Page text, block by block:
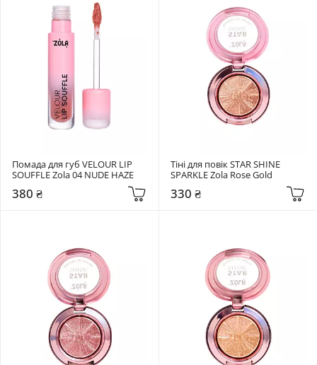
Помада для губ VELOUR LIP
SOUFFLE Zola 04 NUDE HAZE
380 ₴
Тіні для повік STAR SHINE
SPARKLE Zola Rose Gold
330 ₴